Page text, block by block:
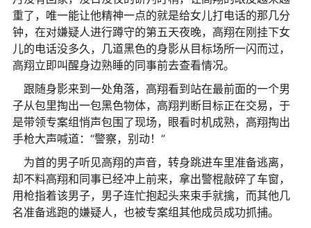
重了，唯一能让他精神一点的就是给女儿打电话的那几分
钟，在对嫌疑人进行蹲守的第五天夜晚，高翔在刚挂下女
儿的电话没多久，几道黑色的身影从目标场所一闪而过，
高翔立即叫醒身边熟睡的同事前去查看情况。
跟随身影来到一处角落，高翔看到站在最前面的一个男
子从包里掏出一包黑色物体，高翔判断目标正在交易，于
是带领专案组悄声包围了现场，眼看时机成熟，高翔掏出
手枪大声喊道：“警察，别动！”
为首的男子听见高翔的声音，转身跳进车里准备逃离，
却不料高翔和同事已经冲上前来，拿出警棍敲碎了车窗，
用枪指着该男子，男子连忙抱起头来束手就擒，而其他几
名准备逃跑的嫌疑人，也被专案组其他成员成功抓捕。